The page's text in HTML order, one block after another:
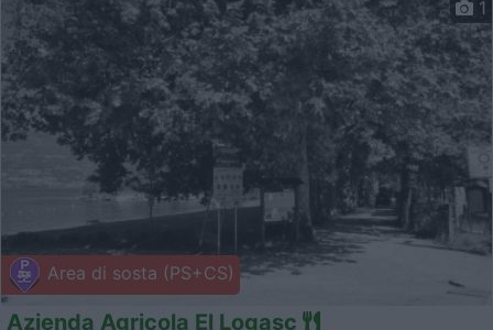
Area di sosta (PS+CS)
1
Azienda Agricola El Logasc